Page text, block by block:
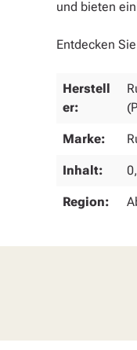
und bieten
Entdecken
Herstell
er:
Marke:
Inhalt:
Region: